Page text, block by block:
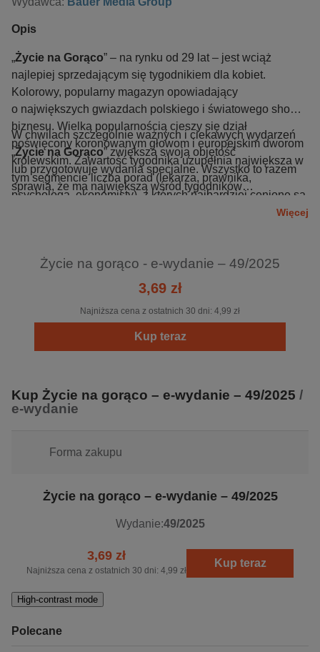
Opis
„Życie na Gorąco” – na rynku od 29 lat – jest wciąż
najlepiej sprzedającym się tygodnikiem dla kobiet.
Kolorowy, popularny magazyn opowiadający
o największych gwiazdach polskiego i światowego show-
biznesu. Wielką popularnością cieszy się dział
poświęcony koronowanym głowom i europejskim dworom
królewskim. Zawartość tygodnika uzupełnia największa w
tym segmencie liczba porad (lekarza, prawnika,
psychologa, ekonomisty), z których najbardziej cenione są
rady dotyczące zdrowia. Czytelniczki gromadzą przepisy
W chwilach szczególnie ważnych i ciekawych wydarzeń
„Życie na Gorąco” zwiększa swoją objętość
lub przygotowuje wydania specjalne. Wszystko to razem
sprawia, że ma największą wśród tygodników
Więcej
Życie na gorąco - e-wydanie – 49/2025
3,69 zł
Najniższa cena z ostatnich 30 dni: 4,99 zł
Kup teraz
Kup Życie na gorąco – e-wydanie – 49/2025 /
e-wydanie
Forma zakupu
Życie na gorąco – e-wydanie – 49/2025
Wydanie:49/2025
3,69 zł
Najniższa cena z ostatnich 30 dni: 4,99 zł
Kup teraz
High-contrast mode
Polecane